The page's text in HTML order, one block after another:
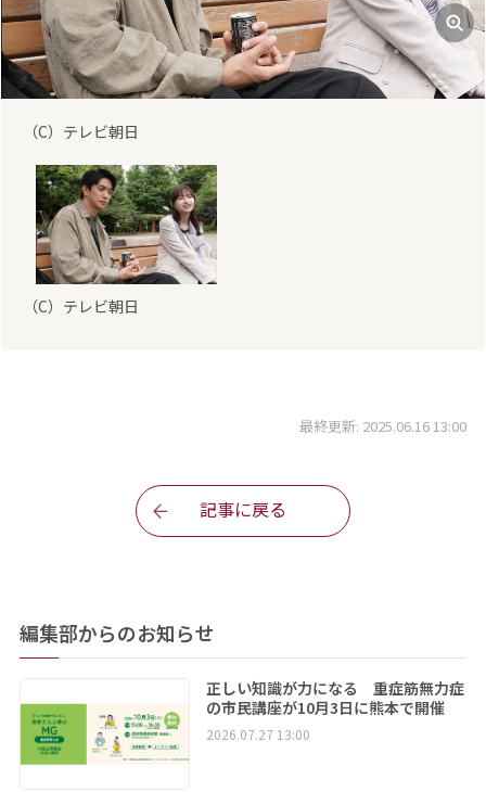
（C）テレビ朝日
（C）テレビ朝日
最終更新: 2025.06.16 13:00
記事に戻る
編集部からのお知らせ
正しい知識が力になる 重症筋無力症
の市民講座が10月3日に熊本で開催
2026.07.27 13:00